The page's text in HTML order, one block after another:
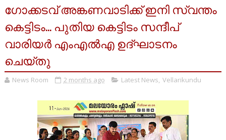
ഗോക്കടവ് അങ്കണവാടിക്ക് ഇനി സ്വന്തം
കെട്ടിടം... പുതിയ കെട്ടിടം സന്ദീപ്
വാരിയർ എംഎൽഎ ഉദ്ഘാടനം
ചെയ്തു
News Room 2 months ago Latest News, Vellarikundu